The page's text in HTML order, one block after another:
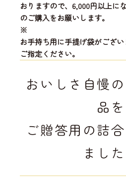
おりますので、6,000円以上に
のご購入をお願いします。
※
お手持ち用に手提げ袋がござ
ご指定ください。
おいしさ自慢
品を
ご贈答用の詰
ました